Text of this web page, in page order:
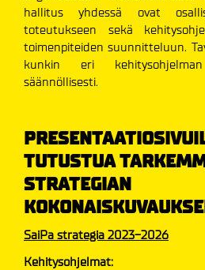
hallitus yhdessä ovat
toteutukseen sekä
toimenpiteiden suunnitteluun.
kunkin eri
säännöllisesti.
TUTUSTUA
STRATEGIAN
SaiPa strategia 2023-2026
Kehitysohjelmat: